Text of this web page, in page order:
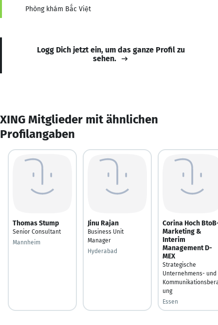
Phòng khám Bắc Việt
Logg Dich jetzt ein, um das ganze Profil zu
sehen.
XING Mitglieder mit ähnlichen
Profilangaben
Thomas Stump
Senior Consultant
Mannheim
Jinu Rajan
Business Unit
Manager
Hyderabad
Corina Hoch
Marketing &
Interim
Management D-
MEX
Strategische
Unternehmens- und
ung
Essen